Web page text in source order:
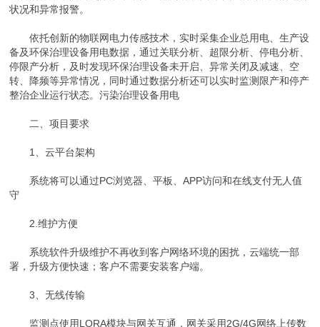
状况和异常报警。
依托创新的物联网电力传感技术，实时采集企业总用电、生产设
备及环保治理设备用电数据，通过关联分析、超限分析、停电分析、
停限产分析，及时发现环保治理设备未开启、异常关闭及减速、空
转、降频等异常情况，同时通过数据分析还可以实时监测限产和停产
整治企业运行状态。污染治理设备用电
二、项目要求
1、云平台架构
系统将可以通过PC浏览器、平板、APP访问和在线支付无人值
守
2.维护方便
系统软件升级维护不再收到客户网络环境的困扰，云端统一部
署，升级方便快速；客户不需要安装客户端。
3、无线传输
监测点使用LORA模块与网关互通，网关采用2G/4G网络上传数